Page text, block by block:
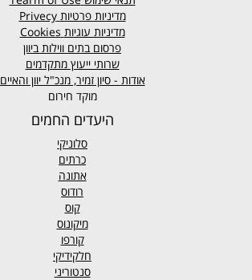
מדיניות פרטיות Privecy
מדיניות עוגיות Cookies
פרסום בתים ווילות ביוון
שרותי ייעוץ מתקדמים
אודות - סיון זמיר, מנכ"ל יוון והאיים
מוקד חירום
היעדים החמים
סלוניקי
כרתים
אתונה
רודוס
קוס
מיקונוס
קורפו
חלקידיקי
סנטוריני